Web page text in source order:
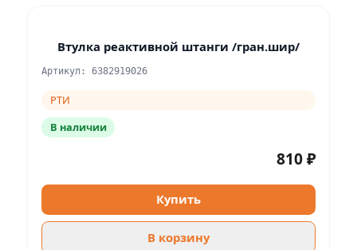
Втулка реактивной штанги /гран.шир/
Артикул: 6382919026
РТИ
В наличии
810 ₽
Купить
В корзину